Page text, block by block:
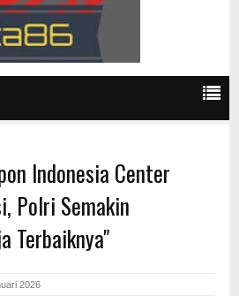
Indonesia Center
Polri Semakin
Terbaiknya"
2026